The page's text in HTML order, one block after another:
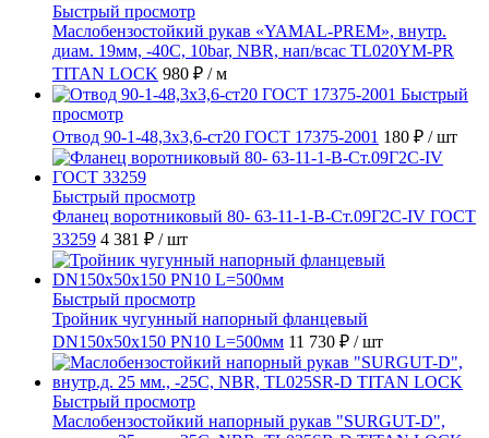
Быстрый просмотр
Маслобензостойкий рукав «YAMAL-PREM», внутр.
диам. 19мм, -40C, 10bar, NBR, нап/всас TL020YM-PR
TITAN LOCK 980 ₽ / м
Быстрый
просмотр
Отвод 90-1-48,3х3,6-ст20 ГОСТ 17375-2001 180 ₽ / шт
Быстрый просмотр
Фланец воротниковый 80- 63-11-1-B-Ст.09Г2С-IV ГОСТ
33259 4 381 ₽ / шт
Быстрый просмотр
Тройник чугунный напорный фланцевый
DN150х50х150 PN10 L=500мм 11 730 ₽ / шт
Быстрый просмотр
Маслобензостойкий напорный рукав "SURGUT-D",